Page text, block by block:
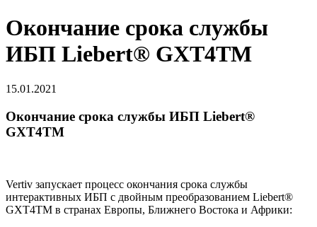
Окончание срока службы
ИБП Liebert® GXT4TM
15.01.2021
Окончание срока службы ИБП Liebert®
GXT4TM
Vertiv запускает процесс окончания срока службы
интерактивных ИБП с двойным преобразованием Liebert®
GXT4TM в странах Европы, Ближнего Востока и Африки: